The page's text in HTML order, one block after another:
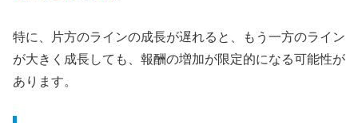
特に、片方のラインの成長が遅れると、もう一方のライン
が大きく成長しても、報酬の増加が限定的になる可能性が
あります。